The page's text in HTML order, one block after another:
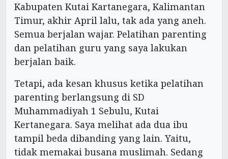
Kabupaten Kutai Kartanegara, Kalimantan
Timur, akhir April lalu, tak ada yang aneh.
Semua berjalan wajar. Pelatihan parenting
dan pelatihan guru yang saya lakukan
berjalan baik.
Tetapi, ada kesan khusus ketika pelatihan
parenting berlangsung di SD
Muhammadiyah 1 Sebulu, Kutai
Kertanegara. Saya melihat ada dua ibu
tampil beda dibanding yang lain. Yaitu,
tidak memakai busana muslimah. Sedang